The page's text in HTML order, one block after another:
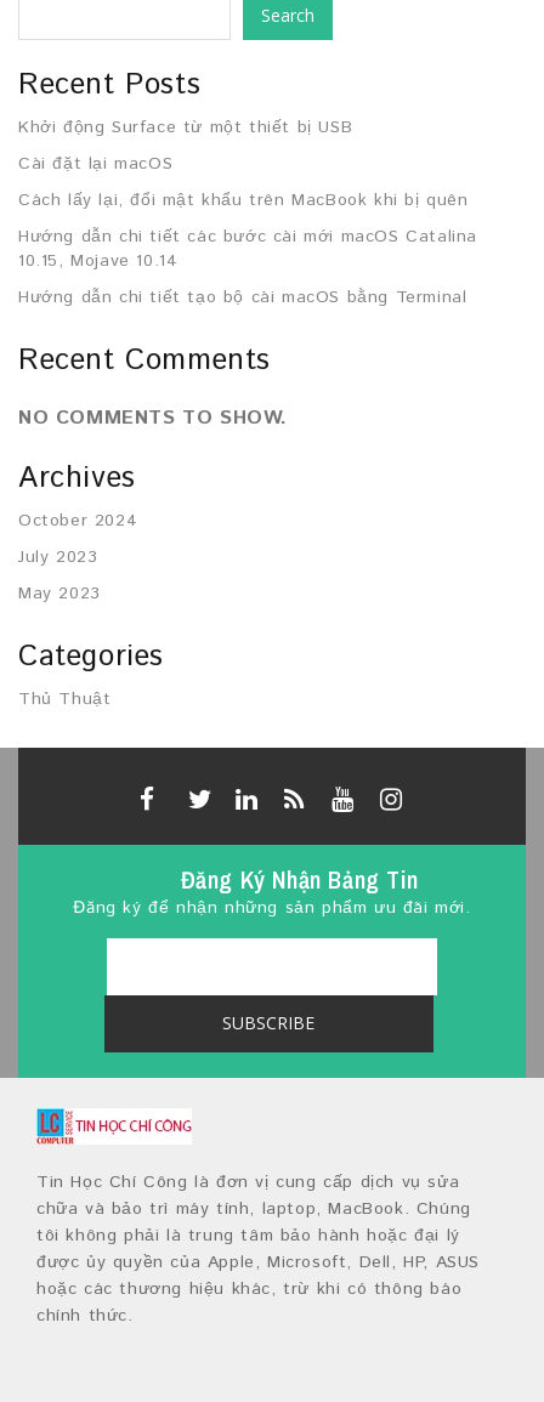
Search
Recent Posts
Khởi động Surface từ một thiết bị USB
Cài đặt lại macOS
Cách lấy lại, đổi mật khẩu trên MacBook khi bị quên
Hướng dẫn chi tiết các bước cài mới macOS Catalina
10.15, Mojave 10.14
Hướng dẫn chi tiết tạo bộ cài macOS bằng Terminal
Recent Comments
NO COMMENTS TO SHOW.
Archives
October 2024
July 2023
May 2023
Categories
Thủ Thuật
Đăng Ký Nhận Bảng Tin
Đăng ký để nhận những sản phẩm ưu đãi mới.
Tin Học Chí Công là đơn vị cung cấp dịch vụ sửa
chữa và bảo trì máy tính, laptop, MacBook. Chúng
tôi không phải là trung tâm bảo hành hoặc đại lý
được ủy quyền của Apple, Microsoft, Dell, HP, ASUS
hoặc các thương hiệu khác, trừ khi có thông báo
chính thức.